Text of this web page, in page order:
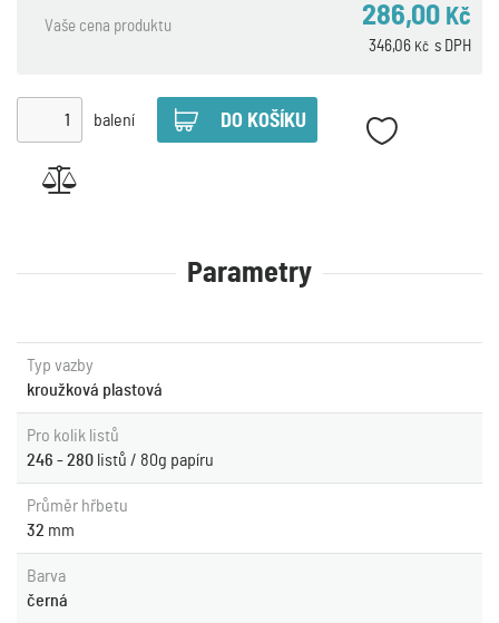
Vaše cena produktu 286,00 Kč
s DPH
346,06 Kč
balení
Parametry
Typ vazby
kroužková plastová
Pro kolik listů
246 - 280 listů / 80g papíru
Průměr hřbetu
32 mm
Barva
černá